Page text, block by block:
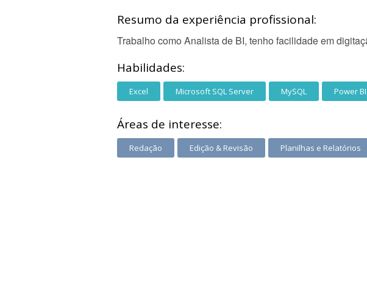
Resumo da experiência profissional:
Trabalho como Analista de BI, tenho facilidade em
Habilidades:
Excel Microsoft SQL Server MySQL Power BI
Áreas de interesse:
Redação Edição & Revisão Planilhas e Relatórios